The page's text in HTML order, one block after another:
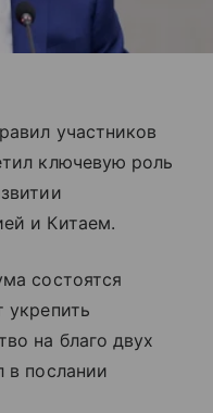
участников
ключевую роль
и Китаем.
состоятся
укрепить
на благо двух
в послании